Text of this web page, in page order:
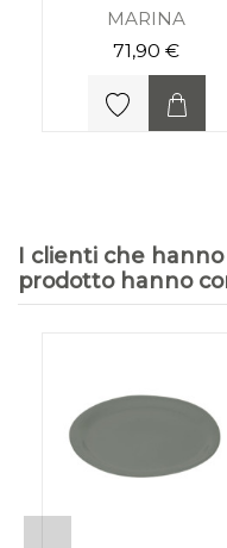
MARINA
71,90 €
I clienti che
prodotto hanno